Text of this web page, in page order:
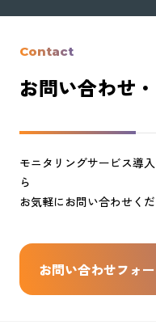
Contact
お問い合わせ
モニタリングサービス導
ら
お気軽にお問い合わせく
お問い合わせフォ